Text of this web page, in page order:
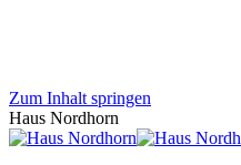
Zum Inhalt springen
Haus Nordhorn